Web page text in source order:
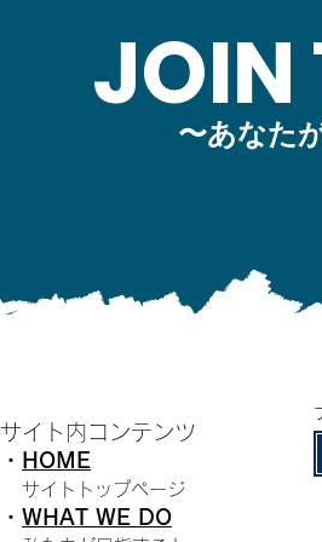
JOIN
〜あなた
サイト内コンテンツ
・ HOME
サイトトップページ
・ WHAT WE DO